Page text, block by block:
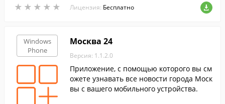
★ ★ ★ ★ ★
★ ★ ★ ★ ★ Лицензия: Бесплатно
Windows
Phone
Москва 24
Версия: 1.1.2.0
Приложение, с помощью которого вы см
ожете узнавать все новости города Моск
вы с вашего мобильного устройства.